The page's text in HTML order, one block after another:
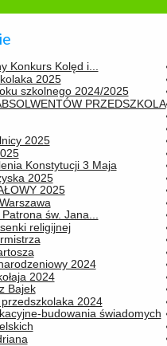
Konkurs Kolęd i...
2025
szkolnego 2024/2025
PRZEDSZKOLA
2025
Konstytucji 3 Maja
2025
2025
św. Jana...
religijnej
2024
2024
Bajek
2024
budowania świadomych